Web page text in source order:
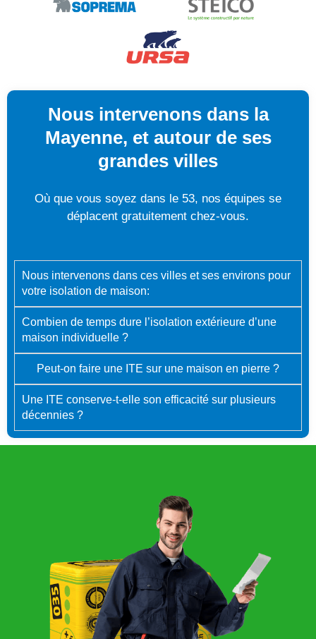
Nous intervenons dans la
Mayenne, et autour de ses
grandes villes
Où que vous soyez dans le 53, nos équipes se
déplacent gratuitement chez-vous.
Nous intervenons dans ces villes et ses environs pour
votre isolation de maison:
Combien de temps dure l’isolation extérieure d’une
maison individuelle ?
Peut-on faire une ITE sur une maison en pierre ?
Une ITE conserve-t-elle son efficacité sur plusieurs
décennies ?